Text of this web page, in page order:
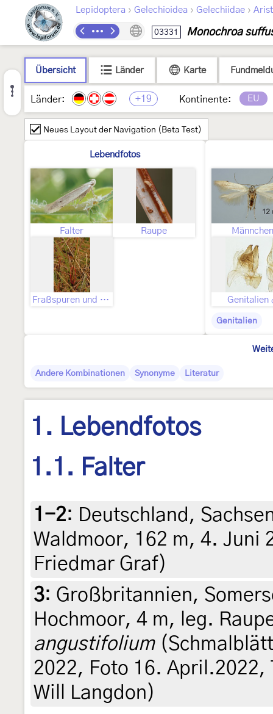
Lepidoptera › Gelechioidea › Gelechiidae ›
03331 Monochroa
Übersicht Länder Karte
Länder: +19 Kontinente: EU
Neues Layout der Navigation (Beta Test)
Lebendfotos
Falter Raupe
Fraßspuren und Befallsbild
Männchen
Genitalien
Genitalien
Andere Kombinationen Synonyme Literatur
1. Lebendfotos
1.1. Falter
1-2: Deutschland,
Waldmoor, 162 m, 4. Juni
Friedmar Graf)
3: Großbritannien,
Hochmoor, 4 m, leg.
angustifolium
2022, Foto 16.
Will Langdon)